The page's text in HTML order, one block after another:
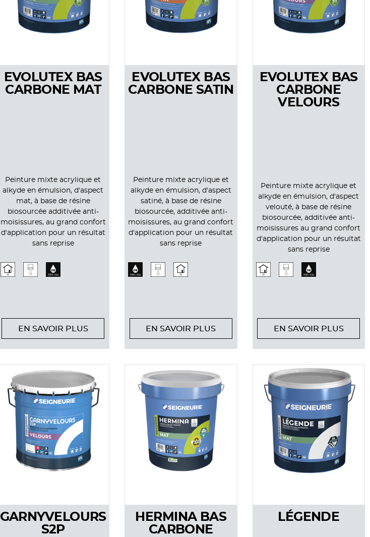
EVOLUTEX BAS
CARBONE MAT
Peinture mixte acrylique et
alkyde en émulsion, d'aspect
mat, à base de résine
biosourcée additivée anti-
moisissures, au grand confort
d'application pour un résultat
sans reprise
EN SAVOIR PLUS
EVOLUTEX BAS
CARBONE SATIN
Peinture mixte acrylique et
alkyde en émulsion, d'aspect
satiné, à base de résine
biosourcée, additivée anti-
moisissures, au grand confort
d'application pour un résultat
sans reprise
EN SAVOIR PLUS
EVOLUTEX BAS
CARBONE
VELOURS
Peinture mixte acrylique et
alkyde en émulsion, d'aspect
velouté, à base de résine
biosourcée, additivée anti-
moisissures au grand confort
d'application pour un résultat
sans reprise
EN SAVOIR PLUS
GARNYVELOURS
S2P
HERMINA BAS
CARBONE
LÉGENDE